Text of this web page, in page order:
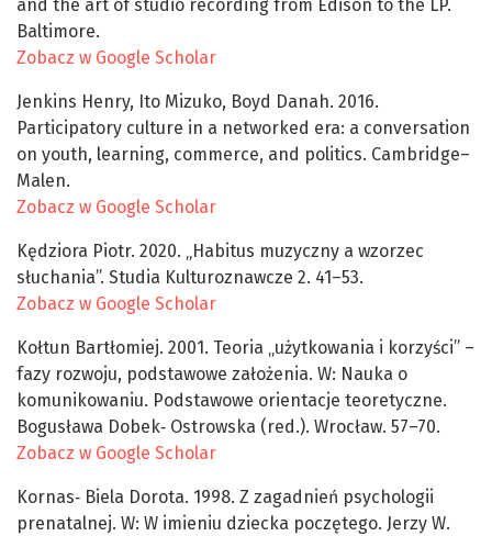
and the art of studio recording from Edison to the LP.
Baltimore.
Zobacz w Google Scholar
Jenkins Henry, Ito Mizuko, Boyd Danah. 2016.
Participatory culture in a networked era: a conversation
on youth, learning, commerce, and politics. Cambridge–
Malen.
Zobacz w Google Scholar
Kędziora Piotr. 2020. „Habitus muzyczny a wzorzec
słuchania”. Studia Kulturoznawcze 2. 41–53.
Zobacz w Google Scholar
Kołtun Bartłomiej. 2001. Teoria „użytkowania i korzyści” –
fazy rozwoju, podstawowe założenia. W: Nauka o
komunikowaniu. Podstawowe orientacje teoretyczne.
Bogusława Dobek‑ Ostrowska (red.). Wrocław. 57–70.
Zobacz w Google Scholar
Kornas‑ Biela Dorota. 1998. Z zagadnień psychologii
prenatalnej. W: W imieniu dziecka poczętego. Jerzy W.